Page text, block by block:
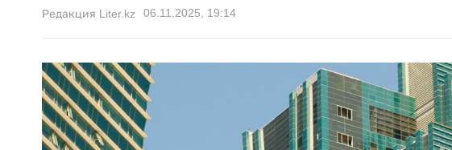
Редакция Liter.kz 06.11.2025, 19:14